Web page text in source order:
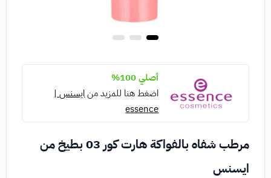
أصلي 100%
اضغط هنا للمزيد من ايسنس |
essence
مرطب شفاه بالفواكة هارت كور 03 بطيخ من
ايسنس